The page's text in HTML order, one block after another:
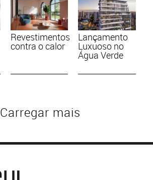
Revestimentos
contra o calor
Lançamento
Luxuoso no
Água Verde
Carregar mais